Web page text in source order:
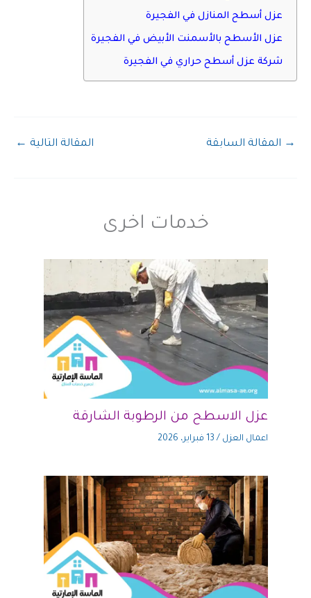
عزل أسطح المنازل في الفجيرة
عزل الأسطح بالأسمنت الأبيض في الفجيرة
شركة عزل أسطح حراري في الفجيرة
→ المقالة السابقة المقالة التالية ←
خدمات اخرى
عزل الاسطح من الرطوبة الشارقة
اعمال العزل / 13 فبراير، 2026